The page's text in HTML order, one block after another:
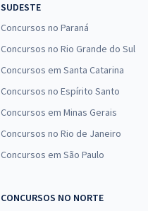
SUDESTE
Concursos no Paraná
Concursos no Rio Grande do Sul
Concursos em Santa Catarina
Concursos no Espírito Santo
Concursos em Minas Gerais
Concursos no Rio de Janeiro
Concursos em São Paulo
CONCURSOS NO NORTE